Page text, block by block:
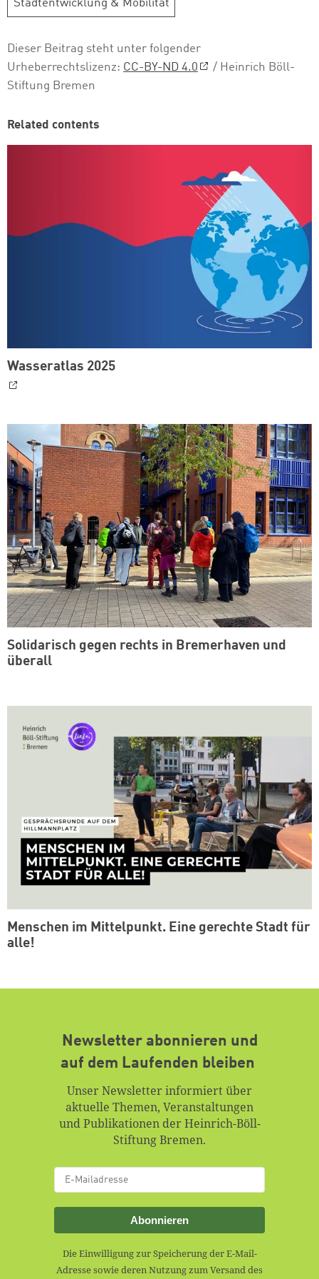
Stadtentwicklung & Mobilität
Dieser Beitrag steht unter folgender
Urheberrechtslizenz: CC-BY-ND 4.0
/ Heinrich Böll-
Stiftung Bremen
Related contents
Wasseratlas 2025
Solidarisch gegen rechts in Bremerhaven und
überall
Menschen im Mittelpunkt. Eine gerechte Stadt für
alle!
Newsletter abonnieren und
auf dem Laufenden bleiben
Unser Newsletter informiert über
aktuelle Themen, Veranstaltungen
und Publikationen der Heinrich-Böll-
Stiftung Bremen.
Abonnieren
Die Einwilligung zur Speicherung der E-Mail-
Adresse sowie deren Nutzung zum Versand des